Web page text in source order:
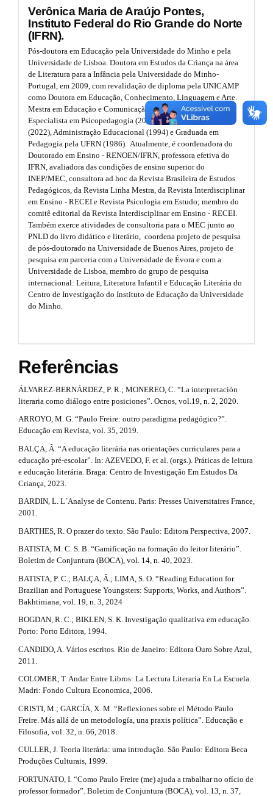
m
m
u
s
d
e
b
a
#
#
d
i
l
s
#
#
Verônica Maria de Araújo Pontes,
Instituto Federal do Rio Grande do Norte
(IFRN).
Pós-doutora em Educação pela Universidade do Minho e pela
Universidade de Lisboa. Doutora em Estudos da Criança na área
de Literatura para a Infância pela Universidade do Minho-
Portugal, em 2009, com revalidação de diploma pela UNICAMP
como Doutora em Educação, Conhecimento, Linguagem e Arte.
Mestra em Educação e Comunicação pela UFRN (1998),
Especialista em Psicopedagogia (2019), Neuropsicopedagogia
(2022), Administração Educacional (1994) e Graduada em
Pedagogia pela UFRN (1986). Atualmente, é coordenadora do
Doutorado em Ensino - RENOEN/IFRN, professora efetiva do
IFRN, avaliadora das condições de ensino superior do
INEP/MEC, consultora ad hoc da Revista Brasileira de Estudos
Pedagógicos, da Revista Linha Mestra, da Revista Interdisciplinar
em Ensino - RECEI e Revista Psicologia em Estudo; membro do
comitê editorial da Revista Interdisciplinar em Ensino - RECEI.
Também exerce atividades de consultoria para o MEC junto ao
PNLD do livro didático e literário, coordena projeto de pesquisa
de pós-doutorado na Universidade de Buenos Aires, projeto de
pesquisa em parceria com a Universidade de Évora e com a
Universidade de Lisboa, membro do grupo de pesquisa
internacional: Leitura, Literatura Infantil e Educação Literária do
Centro de Investigação do Instituto de Educação da Universidade
do Minho.
Referências
ÁLVAREZ-BERNÁRDEZ, P. R.; MONEREO, C. “La interpretación
literaria como diálogo entre posiciones”. Ocnos, vol.19, n. 2, 2020.
ARROYO, M. G. “Paulo Freire: outro paradigma pedagógico?”.
Educação em Revista, vol. 35, 2019.
BALÇA, Â. “A educação literária nas orientações curriculares para a
educação pré-escolar”. In: AZEVEDO, F. et al. (orgs.). Práticas de leitura
e educação literária. Braga: Centro de Investigação Em Estudos Da
Criança, 2023.
BARDIN, L. L´Analyse de Contenu. Paris: Presses Universitaires France,
2001.
BARTHES, R. O prazer do texto. São Paulo: Editora Perspectiva, 2007.
BATISTA, M. C. S. B. “Gamificação na formação do leitor literário”.
Boletim de Conjuntura (BOCA), vol. 14, n. 40, 2023.
BATISTA, P. C.; BALÇA, Â.; LIMA, S. O. “Reading Education for
Brazilian and Portuguese Youngsters: Supports, Works, and Authors”.
Bakhtiniana, vol. 19, n. 3, 2024
BOGDAN, R. C.; BIKLEN, S. K. Investigação qualitativa em educação.
Porto: Porto Editora, 1994.
CANDIDO, A. Vários escritos. Rio de Janeiro: Editora Ouro Sobre Azul,
2011.
COLOMER, T. Andar Entre Libros: La Lectura Literaria En La Escuela.
Madri: Fondo Cultura Economica, 2006.
CRISTI, M.; GARCÍA, X. M. “Reflexiones sobre el Método Paulo
Freire. Más allá de un metodología, una praxis política”. Educação e
Filosofia, vol. 32, n. 66, 2018.
CULLER, J. Teoria literária: uma introdução. São Paulo: Editora Beca
Produções Culturais, 1999.
FORTUNATO, I. “Como Paulo Freire (me) ajuda a trabalhar no ofício de
professor formador”. Boletim de Conjuntura (BOCA), vol. 13, n. 37,